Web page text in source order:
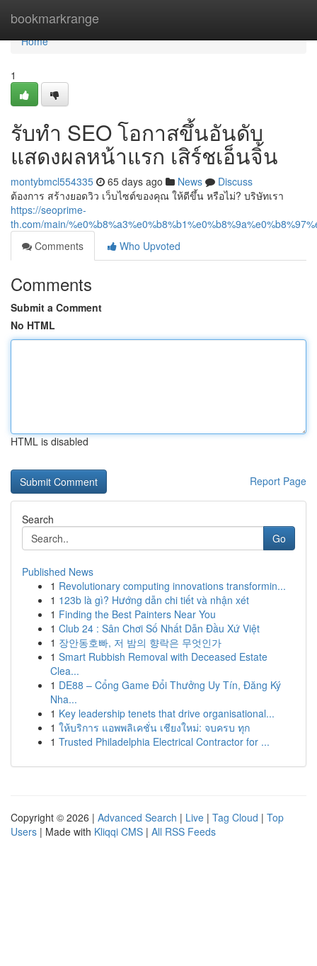
bookmarkrange
Home
Home
1
รับทำ SEO โอกาสขึ้นอันดับ
แสดงผลหน้าแรก เสิร์ชเอ็นจิ้น
montybmcl554335 65 days ago News
Discuss
ต้องการ สร้างยอดวิว เว็บไซต์ของคุณ ให้ดีขึ้น หรือไม่? บริษัทเรา
https://seoprime-
th.com/main/
Comments
Who Upvoted
Comments
Submit a Comment
No HTML
HTML is disabled
Report Page
Search
Go
Published News
1 Revolutionary computing innovations transformin...
1 123b là gì? Hướng dẫn chi tiết và nhận xét
1 Finding the Best Painters Near You
1 Club 24 : Sân Chơi Số Nhất Dẫn Đầu Xứ Việt
1 장안동호빠, 저 밤의 향락은 무엇인가
1 Smart Rubbish Removal with Deceased Estate
Clea...
1 DE88 – Cổng Game Đổi Thưởng Uy Tín, Đăng Ký
Nha...
1 Key leadership tenets that drive organisational...
1 ให้บริการ แอพพลิเคชั่น เชียงใหม่: จบครบ ทุก
1 Trusted Philadelphia Electrical Contractor for ...
Copyright © 2026 | Advanced Search | Live | Tag Cloud | Top
Users | Made with Kliqqi CMS | All RSS Feeds